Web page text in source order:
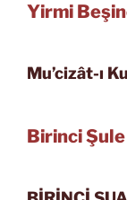
Yirmi
Mu’cizât-ı
Birinci Şule